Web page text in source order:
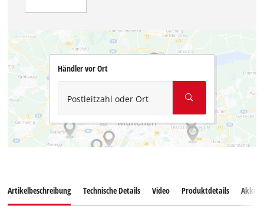
Händler vor Ort
Postleitzahl oder Ort
Artikelbeschreibung Technische Details Video Produktdetails